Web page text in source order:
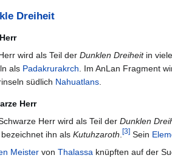
Dreiheit
wird als Teil der Dunklen Dreiheitin
als Padakrurakrch. Im AnLan Fragment
südlich Nahuatlans.
Herr
Herr wird als Teil der Dunklen
bezeichnet ihn als Kutuhzaroth.[3] Sein
Meister von Thalassa knüpften auf der